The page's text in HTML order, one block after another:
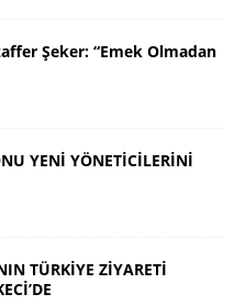
Şeker: “Emek Olmadan
YENİ YÖNETİCİLERİNİ
TÜRKİYE ZİYARETİ